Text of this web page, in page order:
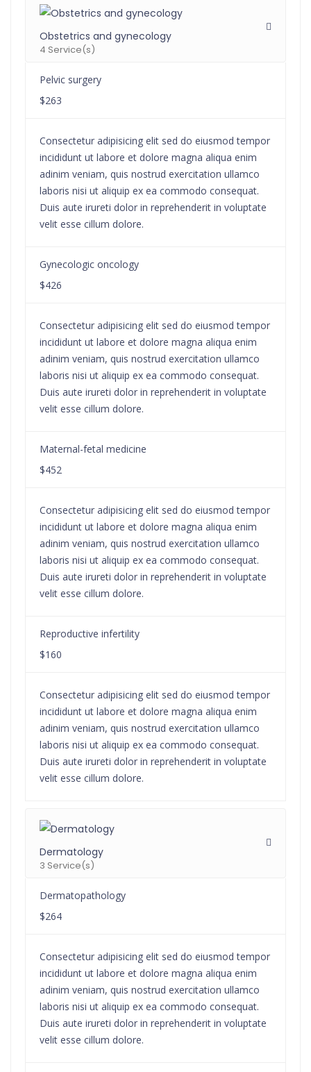
Obstetrics and gynecology
4 Service(s)
Pelvic surgery
$263
Consectetur adipisicing elit sed do eiusmod tempor
incididunt ut labore et dolore magna aliqua enim
adinim veniam, quis nostrud exercitation ullamco
laboris nisi ut aliquip ex ea commodo consequat.
Duis aute irureti dolor in reprehenderit in voluptate
velit esse cillum dolore.
Gynecologic oncology
$426
Consectetur adipisicing elit sed do eiusmod tempor
incididunt ut labore et dolore magna aliqua enim
adinim veniam, quis nostrud exercitation ullamco
laboris nisi ut aliquip ex ea commodo consequat.
Duis aute irureti dolor in reprehenderit in voluptate
velit esse cillum dolore.
Maternal-fetal medicine
$452
Consectetur adipisicing elit sed do eiusmod tempor
incididunt ut labore et dolore magna aliqua enim
adinim veniam, quis nostrud exercitation ullamco
laboris nisi ut aliquip ex ea commodo consequat.
Duis aute irureti dolor in reprehenderit in voluptate
velit esse cillum dolore.
Reproductive infertility
$160
Consectetur adipisicing elit sed do eiusmod tempor
incididunt ut labore et dolore magna aliqua enim
adinim veniam, quis nostrud exercitation ullamco
laboris nisi ut aliquip ex ea commodo consequat.
Duis aute irureti dolor in reprehenderit in voluptate
velit esse cillum dolore.
Dermatology
3 Service(s)
Dermatopathology
$264
Consectetur adipisicing elit sed do eiusmod tempor
incididunt ut labore et dolore magna aliqua enim
adinim veniam, quis nostrud exercitation ullamco
laboris nisi ut aliquip ex ea commodo consequat.
Duis aute irureti dolor in reprehenderit in voluptate
velit esse cillum dolore.